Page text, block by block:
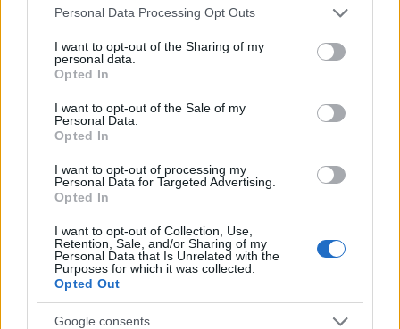
Please note that this website/app uses one or more Google
not limited to your visit or usage behaviour. You may click to
grant or deny consent to Google and its third-party tags to
use your data for below specified purposes in below Google
consent section.
Personal Data Processing Opt Outs
I want to opt-out of the Sharing of my
personal data.
Opted In
I want to opt-out of the Sale of my
Personal Data.
Opted In
I want to opt-out of processing my
Personal Data for Targeted Advertising.
Opted In
I want to opt-out of Collection, Use,
Retention, Sale, and/or Sharing of my
Personal Data that Is Unrelated with the
Purposes for which it was collected.
Opted Out
Google consents
Continua a leggere